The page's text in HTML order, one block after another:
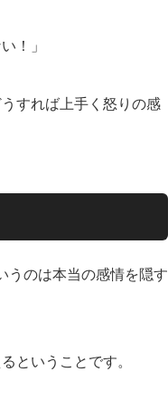
！」
すれば上手く怒りの感
うのは本当の感情を隠す
ということです。